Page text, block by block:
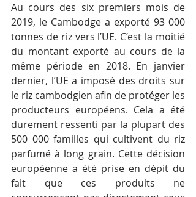
Au cours des six premiers mois de
2019, le Cambodge a exporté 93 000
tonnes de riz vers l’UE. C’est la moitié
du montant exporté au cours de la
même période en 2018. En janvier
dernier, l’UE a imposé des droits sur
le riz cambodgien afin de protéger les
producteurs européens. Cela a été
durement ressenti par la plupart des
500 000 familles qui cultivent du riz
parfumé à long grain. Cette décision
européenne a été prise en dépit du
fait que ces produits ne